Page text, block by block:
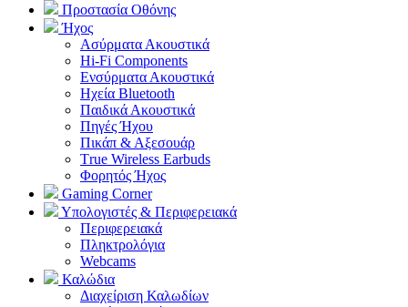
Προστασία Οθόνης
Ήχος
Ασύρματα Ακουστικά
Hi-Fi Components
Ενσύρματα Ακουστικά
Ηχεία Bluetooth
Παιδικά Ακουστικά
Πηγές Ήχου
Πικάπ & Αξεσουάρ
Τrue Wireless Earbuds
Φορητός Ήχος
Gaming Corner
Υπολογιστές & Περιφερειακά
Περιφερειακά
Πληκτρολόγια
Webcams
Καλώδια
Διαχείριση Καλωδίων